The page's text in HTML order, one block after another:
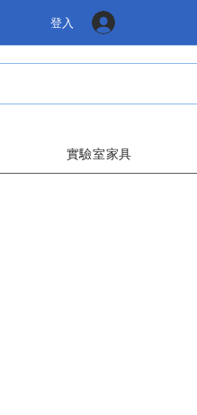
登入
實驗室家具